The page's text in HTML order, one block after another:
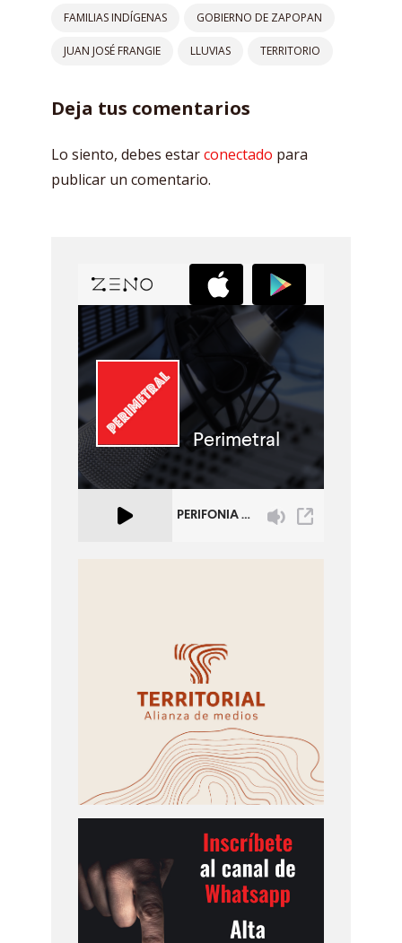
FAMILIAS INDÍGENAS GOBIERNO DE ZAPOPAN
JUAN JOSÉ FRANGIE LLUVIAS TERRITORIO
Deja tus comentarios
Lo siento, debes estarconectado para
publicar un comentario.